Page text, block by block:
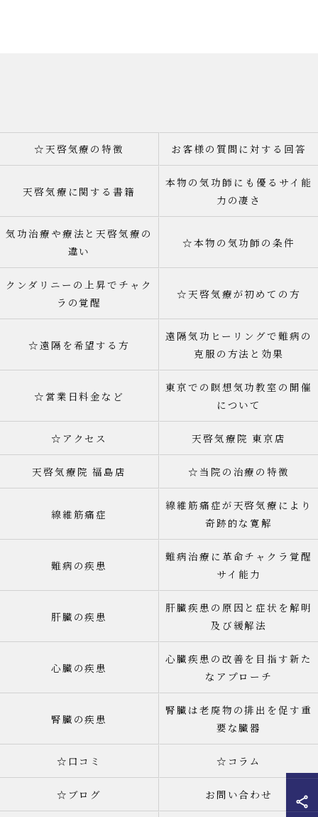
☆天啓気療の特徴 お客様の質問に対する回答
天啓気療に関する書籍
本物の気功師にも優るサイ能
力の凄さ
気功治療や療法と天啓気療の
違い
☆本物の気功師の条件
クンダリニーの上昇でチャク
ラの覚醒
☆天啓気療が初めての方
☆遠隔を希望する方
遠隔気功ヒーリングで難病の
克服の方法と効果
☆営業日料金など
東京での瞑想気功教室の開催
について
☆アクセス 天啓気療院 東京店
天啓気療院 福島店 ☆当院の治療の特徴
線維筋痛症
線維筋痛症が天啓気療により
奇跡的な寛解
難病の疾患
難病治療に革命チャクラ覚醒
サイ能力
肝臓の疾患
肝臓疾患の原因と症状を解明
及び緩解法
心臓の疾患
心臓疾患の改善を目指す新た
なアプローチ
腎臓の疾患
腎臓は老廃物の排出を促す重
要な臓器
☆口コミ ☆コラム
☆ブログ お問い合わせ